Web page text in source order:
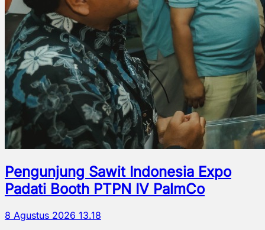
Pengunjung Sawit Indonesia Expo
Padati Booth PTPN IV PalmCo
8 Agustus 2026 13.18